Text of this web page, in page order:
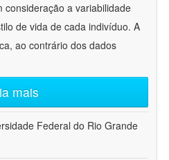
consideração a variabilidade
de vida de cada indivíduo. A
ao contrário dos dados
mais
Federal do Rio Grande